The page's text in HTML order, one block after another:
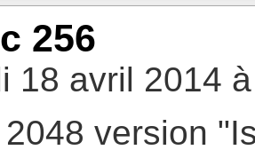
256
18 avril 2014
version